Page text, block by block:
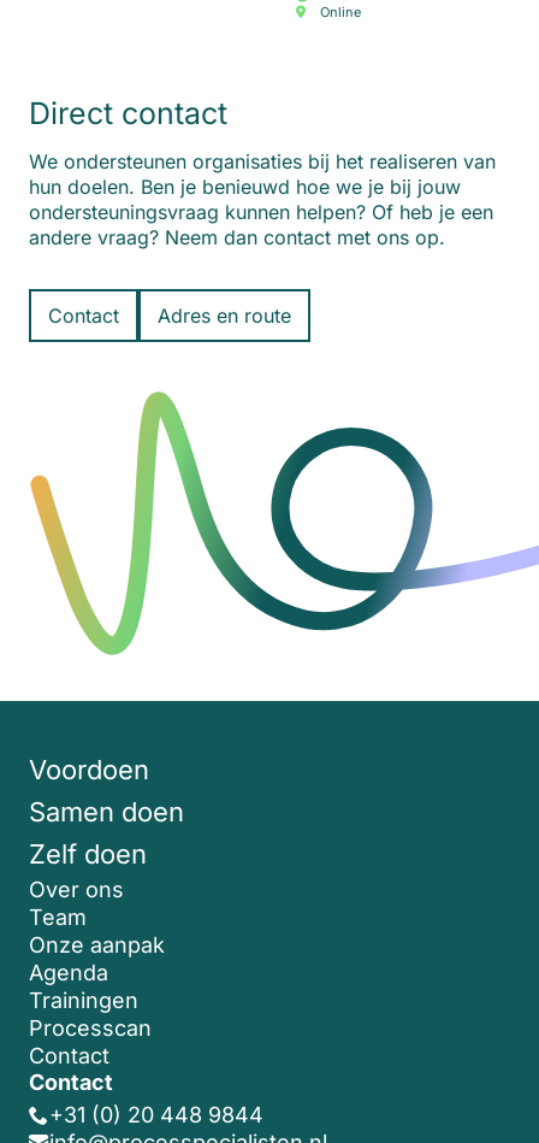
Online
Direct contact
We ondersteunen organisaties bij het realiseren van
hun doelen. Ben je benieuwd hoe we je bij jouw
ondersteuningsvraag kunnen helpen? Of heb je een
andere vraag? Neem dan contact met ons op.
Contact Adres en route
Voordoen
Samen doen
Zelf doen
Over ons
Team
Onze aanpak
Agenda
Trainingen
Processcan
Contact
Contact
+31 (0) 20 448 9844